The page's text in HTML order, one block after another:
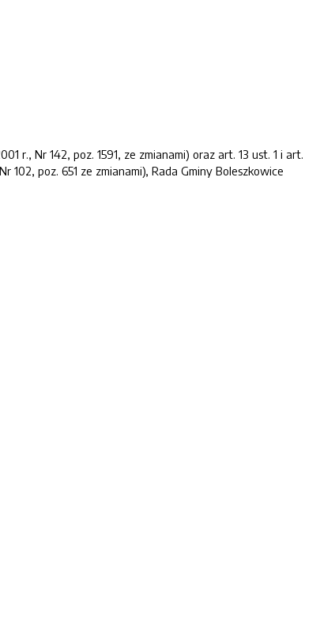
r., Nr 142, poz. 1591, ze zmianami) oraz art. 13 ust. 1 i art.
102, poz. 651 ze zmianami), Rada Gminy Boleszkowice